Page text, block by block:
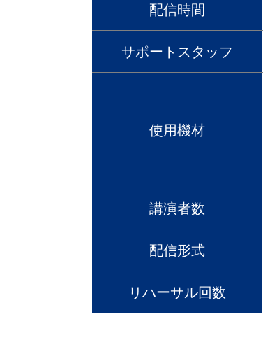
配信時間
サポートスタッフ
使用機材
講演者数
配信形式
リハーサル回数